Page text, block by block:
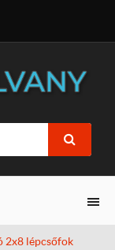
2x8 lépcsőfok